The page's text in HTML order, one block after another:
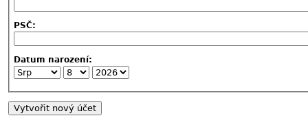
PSČ:
Datum narození: